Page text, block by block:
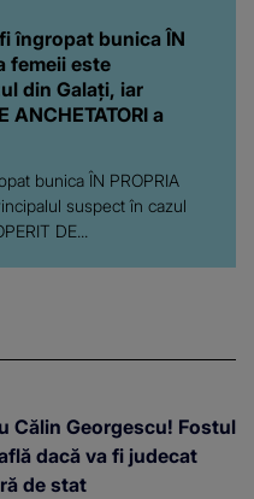
îngropat bunica ÎN
femeii este
din Galați, iar
ANCHETATORI a
bunica ÎN PROPRIA
suspect în cazul
DE...
Călin Georgescu! Fostul
dacă va fi judecat
de stat